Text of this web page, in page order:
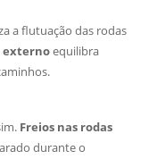
a flutuação das rodas
externoequilibra
Freios nas rodas
durante o